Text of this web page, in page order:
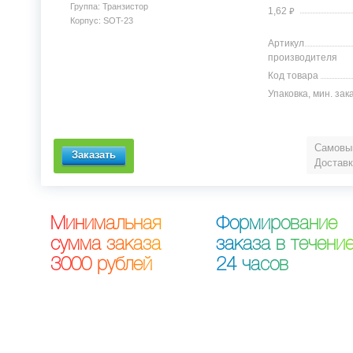
Группа: Транзистор
Корпус: SOT-23
1,62 ⃏
Артикул
производителя
Код товара
Упаковка, мин.
Минимальная
сумма заказа
3000 рублей
Формирование
заказа в течени
24 часов